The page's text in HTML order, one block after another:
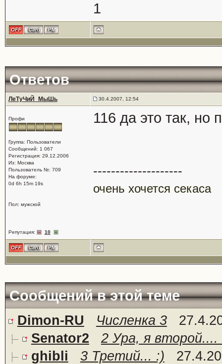
1
Ответов
ЛеТуЧиЙ_МыШь 30.4.2007, 12:54
Профи
Группа: Пользователи
Сообщений: 1 067
Регистрация: 29.12.2006
Из: Москва
Пользователь №: 709
На форуме:
0d 6h 15m 19s
Пол: мужской
Репутация: 10
116 да это так, но
--------------------
очень хочется секаса
Сообщений в этой теме
Dimon-RU Численка 3
Senator2
2 Ура, я второй....
ghibli
3 Третий... :)